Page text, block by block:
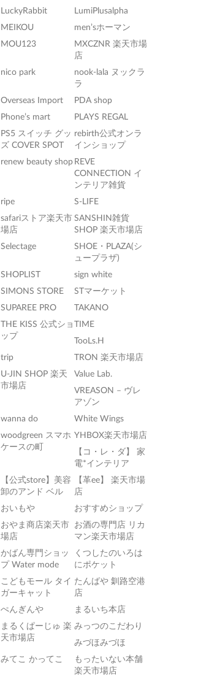
LuckyRabbit
LumiPlusalpha
MEIKOU
men’sホーマン
MOU123
MXCZNR 楽天市場
店
nico park
nook-lala ヌックラ
ラ
Overseas Import
PDA shop
Phone’s mart
PLAYS REGAL
PS5 スイッチ グッ
ズ COVER SPOT
rebirth公式オンラ
インショップ
renew beauty shopREVE
CONNECTION イ
ンテリア雑貨
ripe
S-LIFE
safariストア楽天市
場店
SANSHIN雑貨
SHOP 楽天市場店
Selectage
SHOE・PLAZA(シ
ュープラザ)
SHOPLIST
sign white
SIMONS STORE
STマーケット
SUPAREE PRO
TAKANO
THE KISS 公式ショ
ップ
TIME
TooLs.H
trip
TRON 楽天市場店
U-JIN SHOP 楽天
市場店
Value Lab.
VREASON – ヴレ
アゾン
wanna do
White Wings
woodgreen スマホ
ケースの町
YHBOX楽天市場店
【コ・レ・ダ】 家
電*インテリア
【公式store】美容
卸のアンド ベル
【革ee】 楽天市場
店
おいもや
おすすめショップ
おやま商店楽天市
場店
お酒の専門店 リカ
マン楽天市場店
かばん専門ショッ
プ Water mode
くつしたのいろは
にポケット
こどもモール タイ
ガーキャット
たんばや 釧路空港
店
ぺんぎんや
まるいち本店
まるくぱーじゅ 楽
天市場店
みっつのこだわり
みづほみづほ
みてこ かってこ
もったいない本舗
楽天市場店